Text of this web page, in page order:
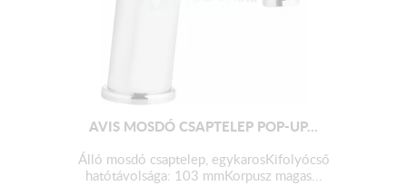
AVIS MOSDÓ CSAPTELEP POP-UP...
Álló mosdó csaptelep, egykarosKifolyócső
hatótávolsága: 103 mmKorpusz magas...